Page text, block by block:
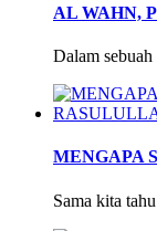
AL WAHN,
Dalam
MENGAPA
Sama kita